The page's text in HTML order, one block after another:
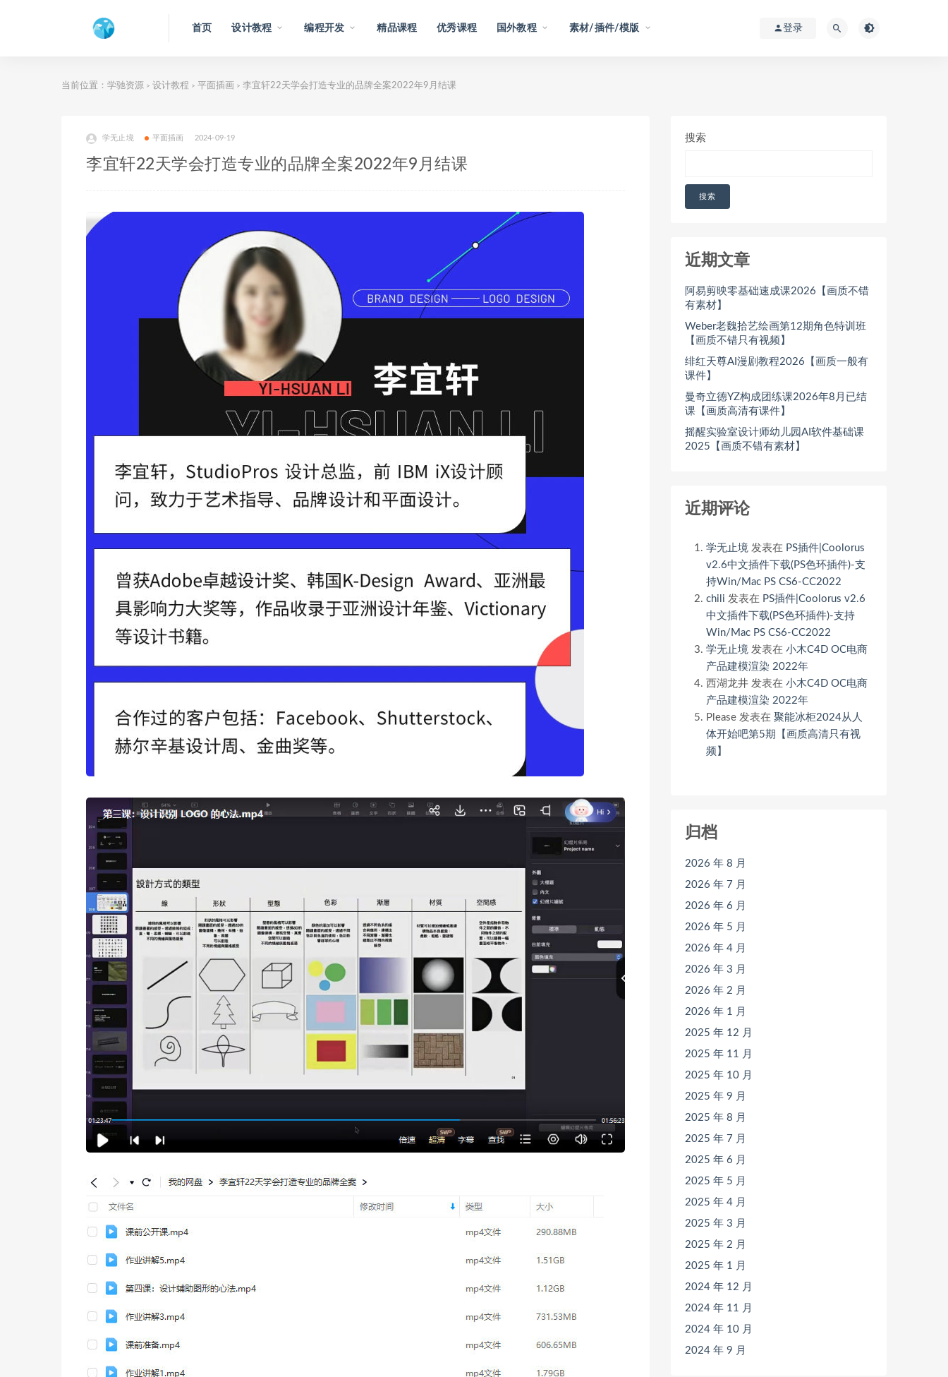
首页 设计教程 编程开发 精品课程 优秀课程 国外教程 素材/插件/模版 登录
当前位置： 学驰资源 > 设计教程 > 平面插画 > 李宜轩22天学会打造专业的品牌全案2022年9月结课
学无止境 平面插画 2024-09-19
李宜轩22天学会打造专业的品牌全案2022年9月结课
搜索
搜索
近期文章
阿易剪映零基础速成课2026【画质不错
有素材】
Weber老魏拾艺绘画第12期角色特训班
【画质不错只有视频】
绯红天尊AI漫剧教程2026【画质一般有
课件】
曼奇立德YZ构成团练课2026年8月已结
课【画质高清有课件】
摇醒实验室设计师幼儿园AI软件基础课
2025【画质不错有素材】
近期评论
学无止境 发表在 PS插件|Coolorus
v2.6中文插件下载(PS色环插件)-支
持Win/Mac PS CS6-CC2022
chili 发表在 PS插件|Coolorus v2.6
中文插件下载(PS色环插件)-支持
Win/Mac PS CS6-CC2022
学无止境 发表在 小木C4D OC电商
产品建模渲染 2022年
西湖龙井 发表在 小木C4D OC电商
产品建模渲染 2022年
Please 发表在 聚能冰柜2024从人
体开始吧第5期【画质高清只有视
频】
归档
2026 年 8 月
2026 年 7 月
2026 年 6 月
2026 年 5 月
2026 年 4 月
2026 年 3 月
2026 年 2 月
2026 年 1 月
2025 年 12 月
2025 年 11 月
2025 年 10 月
2025 年 9 月
2025 年 8 月
2025 年 7 月
2025 年 6 月
2025 年 5 月
2025 年 4 月
2025 年 3 月
2025 年 2 月
2025 年 1 月
2024 年 12 月
2024 年 11 月
2024 年 10 月
2024 年 9 月